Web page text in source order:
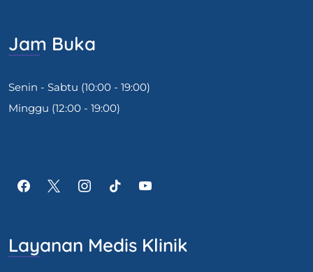
Jam Buka
Senin - Sabtu (10:00 - 19:00)
Minggu (12:00 - 19:00)
Layanan Medis Klinik